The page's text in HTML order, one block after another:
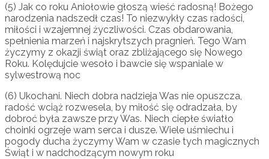
(5) Jak co roku Aniołowie głoszą wieść radosną! Bożego
narodzenia nadszedł czas! To niezwykły czas radości,
miłości i wzajemnej życzliwości. Czas obdarowania,
spełnienia marzeń i najskrytszych pragnień. Tego Wam
życzymy z okazji świąt oraz zbliżającego się Nowego
Roku. Kolędujcie wesoło i bawcie się wspaniale w
sylwestrową noc
(6) Ukochani. Niech dobra nadzieja Was nie opuszcza,
radość wciąż rozwesela, by miłość się odradzała, by
dobroć była zawsze przy Was. Niech ciepłe światło
choinki ogrzeje wam serca i dusze. Wiele uśmiechu i
pogody ducha życzymy Wam w czasie tych magicznych
Świąt i w nadchodzącym nowym roku